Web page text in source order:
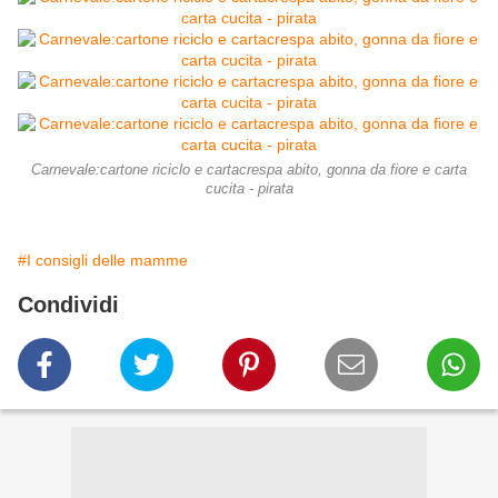
Carnevale:cartone riciclo e cartacrespa abito, gonna da fiore e carta
cucita - pirata
#I consigli delle mamme
Condividi